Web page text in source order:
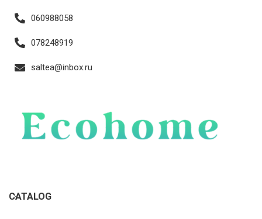
060988058
078248919
saltea@inbox.ru
CATALOG